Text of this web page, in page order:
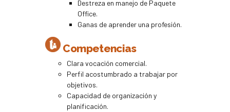
Destreza en manejo de Paquete
Office.
Ganas de aprender una profesión.
Competencias
Clara vocación comercial.
Perfil acostumbrado a trabajar por
objetivos.
Capacidad de organización y
planificación.